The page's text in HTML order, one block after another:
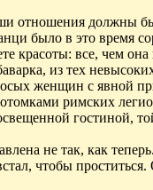
отношения должны
было в это время
красоты: все, чем
из тех
женщин с явной
римских
гостиной,
не так, как
чтобы